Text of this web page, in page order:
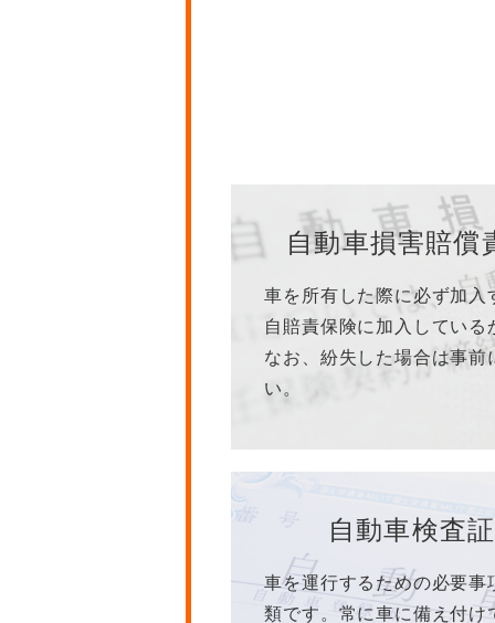
自動車損害賠償
車を所有した際に必ず加入
自賠責保険に加入してい
なお、紛失した場合は事
い。
自動車検査証
車を運行するための必要
類です。常に車に備え付